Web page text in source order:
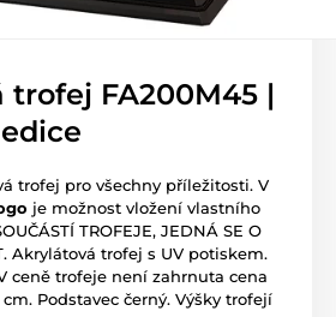
trofej FA200M45 |
trofej pro všechny příležitosti. V
je možnost vložení vlastního
TROFEJE, JEDNÁ SE O
Akrylátová trofej s UV potiskem.
ceně trofeje není zahrnuta cena
Podstavec černý. Výšky trofejí